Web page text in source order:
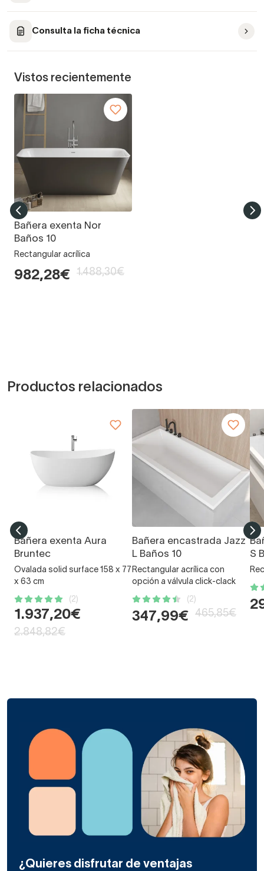
Consulta la ficha técnica
Vistos recientemente
Bañera exenta Nor
Baños 10
Rectangular acrílica
982,28€ 1.488,30€
Productos relacionados
Bañera exenta Aura
Bruntec
Ovalada solid surface 158 x 77
x 63 cm
(2)
1.937,20€
2.848,82€
Bañera encastrada Jazz
L Baños 10
Rectangular acrílica con
opción a válvula click-clack
(2)
347,99€ 465,85€
S
¿Quieres disfrutar de ventajas